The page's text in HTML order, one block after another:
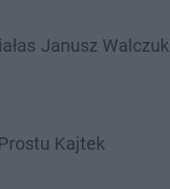
Janusz Walczuk
Kajtek